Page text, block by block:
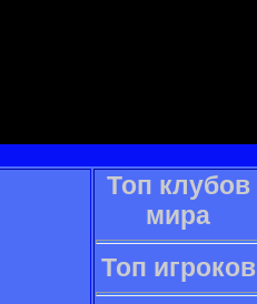
Топ клубов
мира
Топ игроков